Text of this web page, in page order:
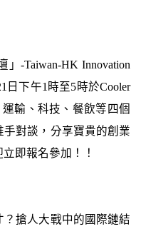
-Taiwan-HK Innovation
日下午1時至5時於Cooler
輸、科技、餐飲等四個
對談，分享寶貴的創業
即報名參加！！
？搶人大戰中的國際鏈結